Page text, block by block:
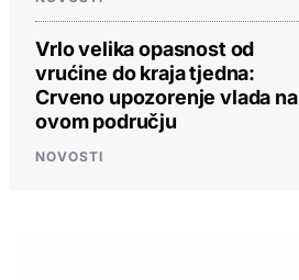
Vrlo velika opasnost od
vrućine do kraja tjedna:
Crveno upozorenje vlada na
ovom području
NOVOSTI